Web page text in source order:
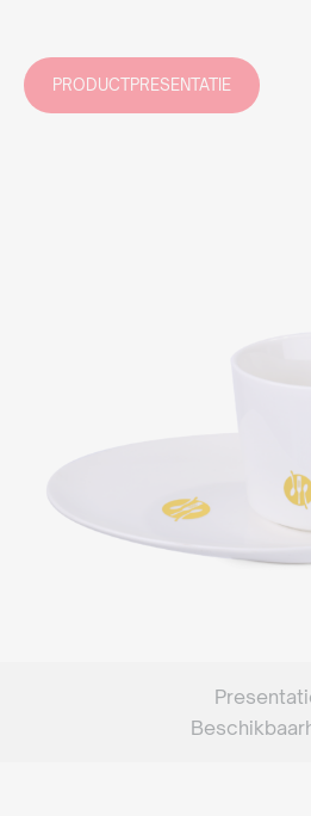
PRODUCTPRESENTATIE